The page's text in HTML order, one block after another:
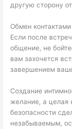
другую сторону
Обмен
Если после
общение, не
вам захочется
завершением
Создание
желание, а целая
безопасности
незабываемым,